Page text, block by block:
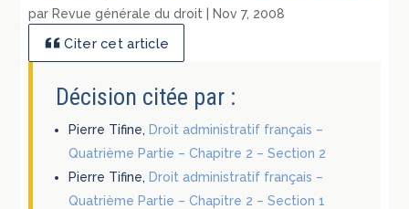
par Revue générale du droit Nov 7, 2008
Citer cet article
Décision citée par :
Pierre Tifine, Droit administratif français –
Quatrième Partie – Chapitre 2 – Section 2
Pierre Tifine, Droit administratif français –
Quatrième Partie – Chapitre 2 – Section 1